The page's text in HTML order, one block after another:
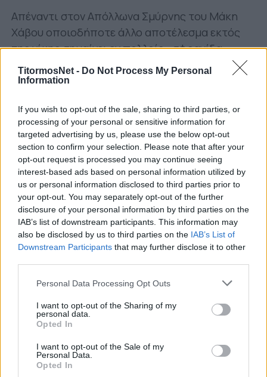
TitormosNet - Do Not Process My Personal
Information
If you wish to opt-out of the sale, sharing to third parties, or
processing of your personal or sensitive information for
targeted advertising by us, please use the below opt-out
section to confirm your selection. Please note that after your
opt-out request is processed you may continue seeing
interest-based ads based on personal information utilized by
us or personal information disclosed to third parties prior to
your opt-out. You may separately opt-out of the further
disclosure of your personal information by third parties on the
IAB’s list of downstream participants. This information may
also be disclosed by us to third parties on the IAB’s List of
Downstream Participants that may further disclose it to other
Personal Data Processing Opt Outs
I want to opt-out of the Sharing of my
personal data.
Opted In
I want to opt-out of the Sale of my
Personal Data.
Opted In
Απέναντι στον Απόλλωνα Σμύρνης του Μάκη
Χάβου οποιοδήποτε άλλο αποτέλεσμα εκτός
της νίκης σημαίνει εν πολλοίς «σφραγίδα»
υποβιβασμού.Ο «Τίτορμος» στην παρούσα
φάση βρίσκεται σε απόλυτα δεινή θέση.
Όχι μόνο διότι είναι στην τελευταία
βαθμολογική θέση μα διότι για να βρεθεί
ψηλότερα θα πρέπει να ελπίζει σε
«στραβοπατήματα» των ΑΕΛ και ΟΦΗ.
Το μοναδικό θετικό στην υπόθεση είναι ότι οι
δύο αγωνίζονται μεταξύ τους την επόμενη
αγωνιστική (οπότε και ο Παναιτωλικός παίζει
στα Γιάννενα). Αν παρόλα αυτά, δεν «τρέξει»
ένα νικηφόρο (νικηφόρο,τονίζεται) σερί,
Ο Τραϊανός Δέλλας υπολογίζεισε Μπαρμπόσα
και Ματσόλα, όπως επισημάνθηκε και σε νέα,
σημερινά δημοσιεύματα. Η κατάσταση των
Μάζουρεκ και Βάντερσον αξιολογείται, καθότι
ακόμη δεν προπονούνται σε φουλ ρυθμούς.